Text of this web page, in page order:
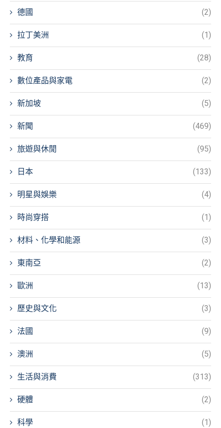
德國 (2)
拉丁美洲 (1)
教育 (28)
數位產品與家電 (2)
新加坡 (5)
新聞 (469)
旅遊與休閒 (95)
日本 (133)
明星與娛樂 (4)
時尚穿搭 (1)
材料、化學和能源 (3)
東南亞 (2)
歐洲 (13)
歷史與文化 (3)
法國 (9)
澳洲 (5)
生活與消費 (313)
硬體 (2)
科學 (1)